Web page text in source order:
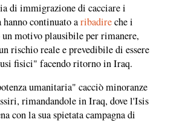
di immigrazione di cacciare i
continuato aribadireche i
motivo plausibile per rimanere,
rischio reale e prevedibile di essere
fisici" facendo ritorno in Iraq.
umanitaria" cacciò minoranze
rimandandole in Iraq, dove l'Isis
con la sua spietata campagna di